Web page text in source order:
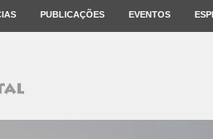
PUBLICAÇÕES EVENTOS